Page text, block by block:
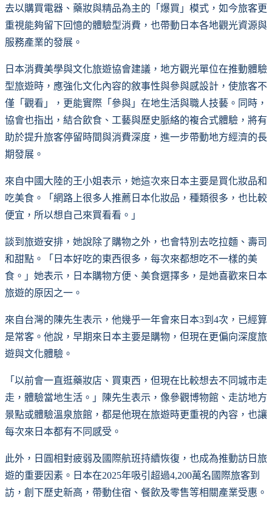
去以購買電器、藥妝與精品為主的「爆買」模式，如今旅客更
重視能夠留下回憶的體驗型消費，也帶動日本各地觀光資源與
服務產業的發展。
日本消費美學與文化旅遊協會建議，地方觀光單位在推動體驗
型旅遊時，應強化文化內容的敘事性與參與感設計，使旅客不
僅「觀看」，更能實際「參與」在地生活與職人技藝。同時，
協會也指出，結合飲食、工藝與歷史脈絡的複合式體驗，將有
助於提升旅客停留時間與消費深度，進一步帶動地方經濟的長
期發展。
來自中國大陸的王小姐表示，她這次來日本主要是買化妝品和
吃美食。「網路上很多人推薦日本化妝品，種類很多，也比較
便宜，所以想自己來買看看。」
談到旅遊安排，她說除了購物之外，也會特別去吃拉麵、壽司
和甜點。「日本好吃的東西很多，每次來都想吃不一樣的美
食。」她表示，日本購物方便、美食選擇多，是她喜歡來日本
旅遊的原因之一。
來自台灣的陳先生表示，他幾乎一年會來日本3到4次，已經算
是常客。他說，早期來日本主要是購物，但現在更偏向深度旅
遊與文化體驗。
「以前會一直逛藥妝店、買東西，但現在比較想去不同城市走
走，體驗當地生活。」陳先生表示，像參觀博物館、走訪地方
景點或體驗溫泉旅館，都是他現在旅遊時更重視的內容，也讓
每次來日本都有不同感受。
此外，日圓相對疲弱及國際航班持續恢復，也成為推動訪日旅
遊的重要因素。日本在2025年吸引超過4,200萬名國際旅客到
訪，創下歷史新高，帶動住宿、餐飲及零售等相關產業受惠。